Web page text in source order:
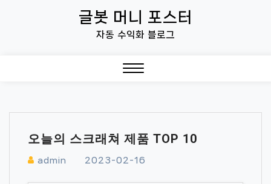
글봇 머니 포스터
자동 수익화 블로그
오늘의 스크래쳐 제품 TOP 10
admin 2023-02-16